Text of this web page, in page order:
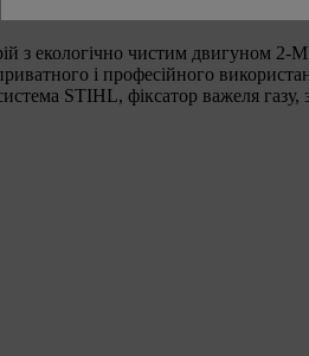
з екологічно чистим двигуном 2-
і професійного
STIHL, фіксатор важеля газу,